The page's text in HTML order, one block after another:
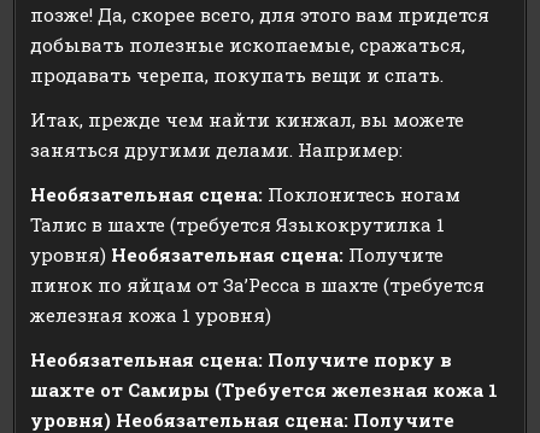
позже! Да, скорее всего, для этого вам придется
добывать полезные ископаемые, сражаться,
продавать черепа, покупать вещи и спать.
Итак, прежде чем найти кинжал, вы можете
заняться другими делами. Например:
Необязательная сцена: Поклонитесь ногам
Талис в шахте (требуется Языкокрутилка 1
уровня) Необязательная сцена: Получите
пинок по яйцам от За’Ресса в шахте (требуется
железная кожа 1 уровня)
Необязательная сцена: Получите порку в
шахте от Самиры (Требуется железная кожа 1
уровня) Необязательная сцена: Получите